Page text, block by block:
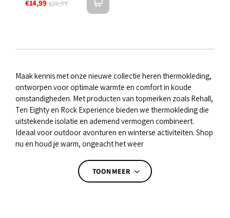
€14,99 €39,99
Maak kennis met onze nieuwe collectie heren thermokleding,
ontworpen voor optimale warmte en comfort in koude
omstandigheden. Met producten van topmerken zoals Rehall,
Ten Eighty en Rock Experience bieden we thermokleding die
uitstekende isolatie en ademend vermogen combineert.
Ideaal voor outdoor avonturen en winterse activiteiten. Shop
nu en houd je warm, ongeacht het weer
TOON MEER
TOON MINDER